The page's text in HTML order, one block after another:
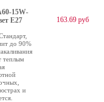
15W-
Е27
до 90%
теплым
и
163.69 руб